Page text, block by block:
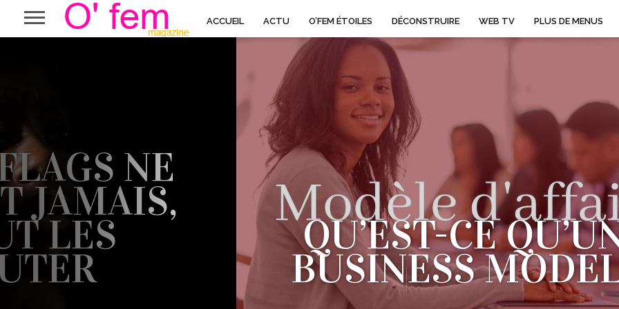
ACCUEIL ACTU O’FEM ÉTOILES DÉCONSTRUIRE WEB TV PLUS DE MENUS
QU’EST-CE
BUSINESS
LE BUSINESS MODEL (OU MODÈLE D’AFFAIRES / MODÈLE
NE
JAMAIS,
LES